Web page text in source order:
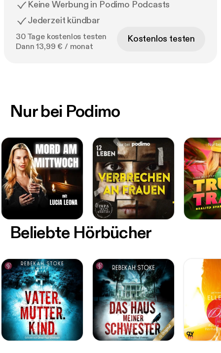
Keine Werbung in Podimo Podcasts
Jederzeit kündbar
30 Tage kostenlos testen
Dann 13,99 € / monat
Kostenlos testen
Nur bei Podimo
Beliebte Hörbücher